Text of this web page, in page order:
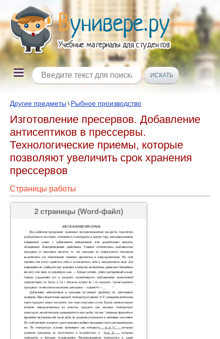
Другие предметы \ Рыбное производство
Изготовление пресервов. Добавление
антисептиков в прессервы.
Технологические приемы, которые
позволяют увеличить срок хранения
прессервов
Страницы работы
2 страницы (Word-файл)